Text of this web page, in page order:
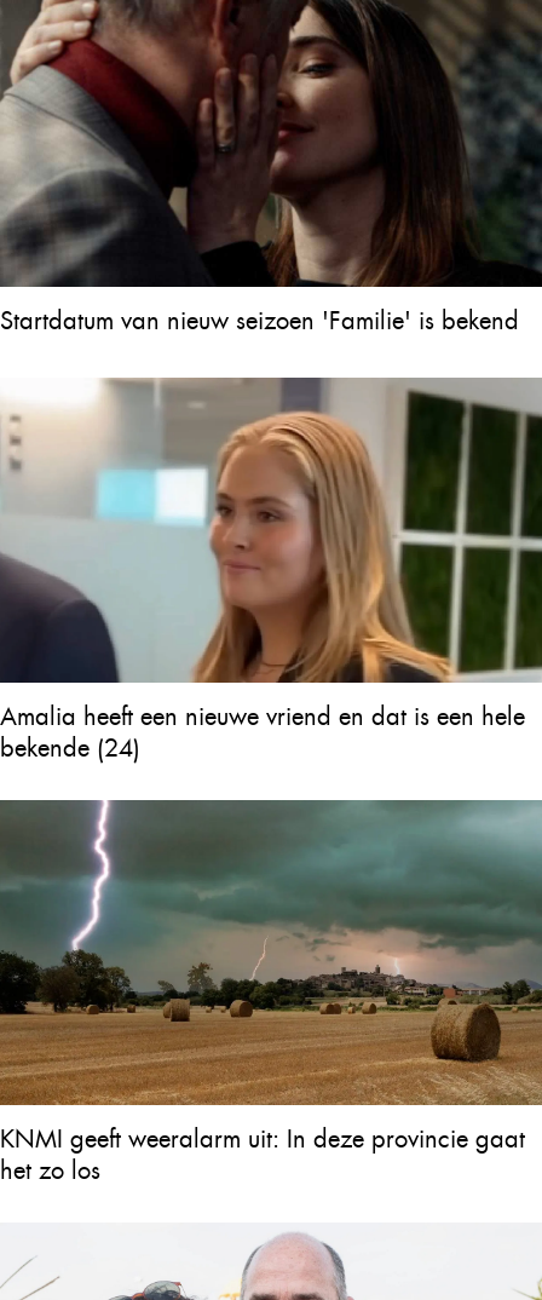
Startdatum van nieuw seizoen 'Familie' is bekend
Amalia heeft een nieuwe vriend en dat is een hele
bekende (24)
KNMI geeft weeralarm uit: In deze provincie gaat
het zo los